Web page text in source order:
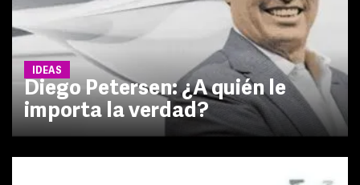
IDEAS
Diego Petersen: ¿A quién le
importa la verdad?